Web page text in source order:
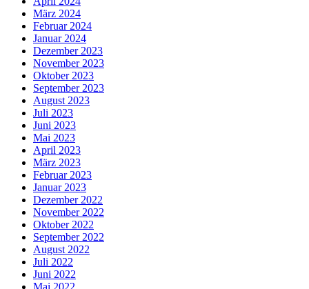
März 2024
Februar 2024
Januar 2024
Dezember 2023
November 2023
Oktober 2023
September 2023
August 2023
Juli 2023
Juni 2023
Mai 2023
April 2023
März 2023
Februar 2023
Januar 2023
Dezember 2022
November 2022
Oktober 2022
September 2022
August 2022
Juli 2022
Juni 2022
Mai 2022